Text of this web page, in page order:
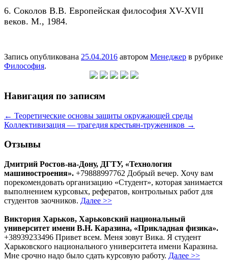
6. Соколов В.В. Европейская философия XV-XVII
веков. М., 1984.
Запись опубликована 25.04.2016 автором Менеджер в рубрике
Философия.
Навигация по записям
← Теоретические основы защиты окружающей среды
Коллективизация — трагедия крестьян-тружеников →
Отзывы
Дмитрий Ростов-на-Дону, ДГТУ, «Технология
машиностроения». +79888997762 Добрый вечер. Хочу вам
порекомендовать организацию «Студент», которая занимается
выполнением курсовых, рефератов, контрольных работ для
студентов заочников. Далее >>
Виктория Харьков, Харьковский национальный
университет имени В.Н. Каразина, «Прикладная физика».
+38939233496 Привет всем. Меня зовут Вика. Я студент
Харьковского национального университета имени Каразина.
Мне срочно надо было сдать курсовую работу. Далее >>